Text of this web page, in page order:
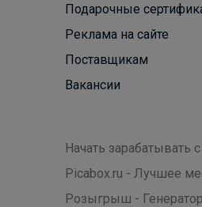
Подарочные
Реклама на сайте
Поставщикам
Вакансии
Начать зарабатывать
Picabox.ru - Лучшее
Розыгрыш -